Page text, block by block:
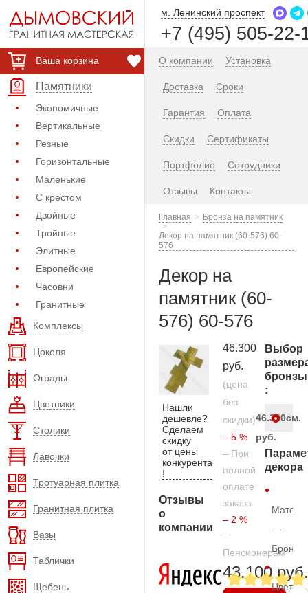
Ваша корзина
Памятники
Экономичные
Вертикальные
Резные
Горизонтальные
Маленькие
С крестом
Двойные
Тройные
Элитные
Европейские
Часовни
Гранитные
Комплексы
Цоколя
Ограды
Цветники
Столики
Лавочки
Тротуарная плитка
Гранитная плитка
Вазы
Таблички
Щебень
м. Ленинский проспект
+7 (495) 505-22-
О компании Установка
Доставка Сроки
Гарантия Оплата
Скидки Сертификаты
Портфолио Сотрудники
Отзывы Контакты
Главная
Бронза на памятник
Декор на памятник (60-576) 60-
576
Декор на
памятник (60-
576) 60-576
Нашли
дешевле?
Сделаем
скидку
от цены
конкурента
!
Отзывы
о
компании
46.300
руб.
(цена
без
скидки)
– 5 %
– При
полной
оплате
заказа
– 2 %
–
Пенсионерам
43.100 руб.
Выбор
бронзы
:
46.300
руб.
см.
декора
—
Бронза
Цвет